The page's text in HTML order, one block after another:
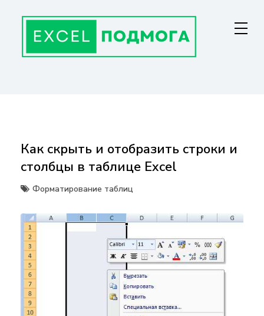
содержанию
Как скрыть и отобразить строки и
столбцы в таблице Excel
Форматирование таблиц